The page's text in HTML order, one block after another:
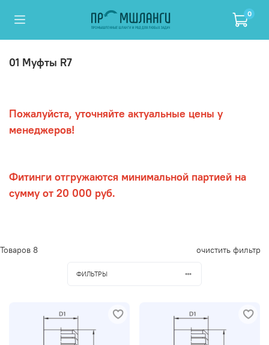
0
01 Муфты R7
Пожалуйста, уточняйте актуальные цены у
менеджеров!
Фитинги отгружаются минимальной партией на
сумму от 20 000 руб.
Товаров 8 очистить фильтр
ФИЛЬТРЫ